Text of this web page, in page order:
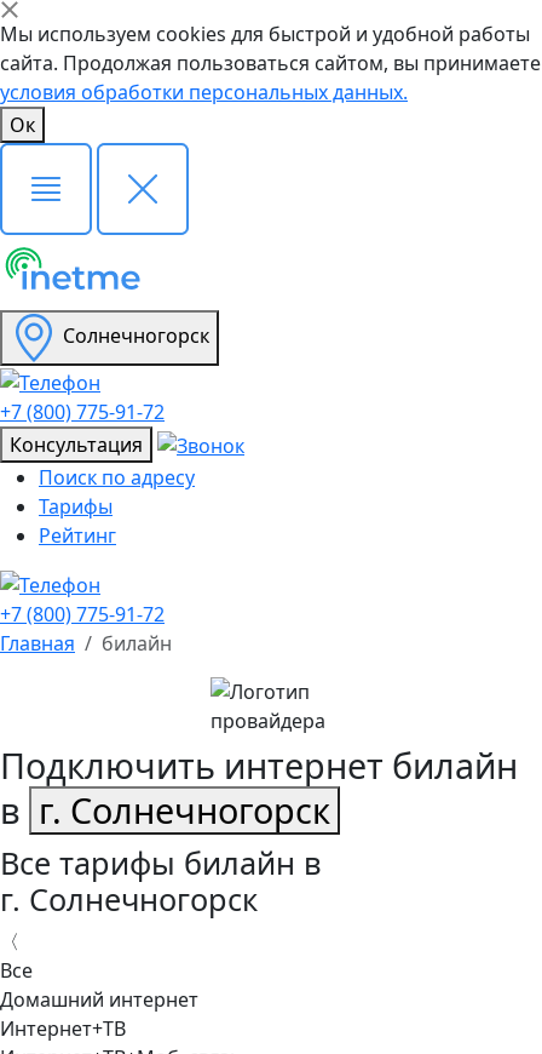
Мы используем cookies для быстрой и удобной работы
сайта. Продолжая пользоваться сайтом, вы принимаете
условия обработки персональных данных.
Ок
Солнечногорск
+7 (800) 775-91-72
Консультация
Поиск по адресу
Тарифы
Рейтинг
+7 (800) 775-91-72
Главная
билайн
Подключить интернет билайн
в г. Солнечногорск
Все тарифы билайн в
г. Солнечногорск
〈
Все
Домашний интернет
Интернет+ТВ